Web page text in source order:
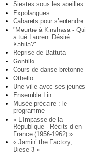
Siestes sous les abeilles
Expolangues
Cabarets pour s’entendre
"Meurtre à Kinshasa - Qui
a tué Laurent Désiré
Kabila?"
Reprise de Battuta
Gentille
Cours de danse bretonne
Othello
Une ville avec ses jeunes
Ensemble Lin
Musée précaire : le
programme
« L’Impasse de la
République - Récits d’en
France (1956-1962) »
« Jamin’ the Factory,
Diese 3 »